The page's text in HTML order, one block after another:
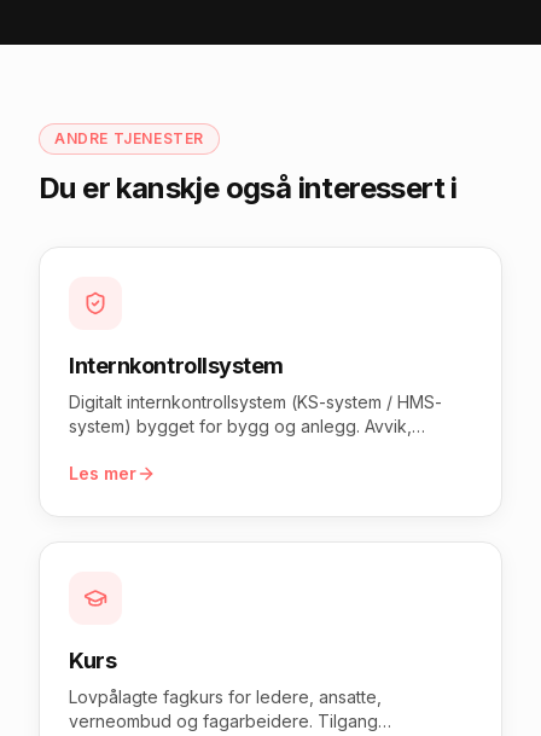
ANDRE TJENESTER
Du er kanskje også interessert i
Internkontrollsystem
Digitalt internkontrollsystem (KS-system / HMS-
system) bygget for bygg og anlegg. Avvik,
prosjekt — samlet ett sted, på alle enheter.
dokumentasjon ved sentralgodkjenning.
Les mer
Kurs
Lovpålagte fagkurs for ledere, ansatte,
verneombud og fagarbeidere. Tilgang